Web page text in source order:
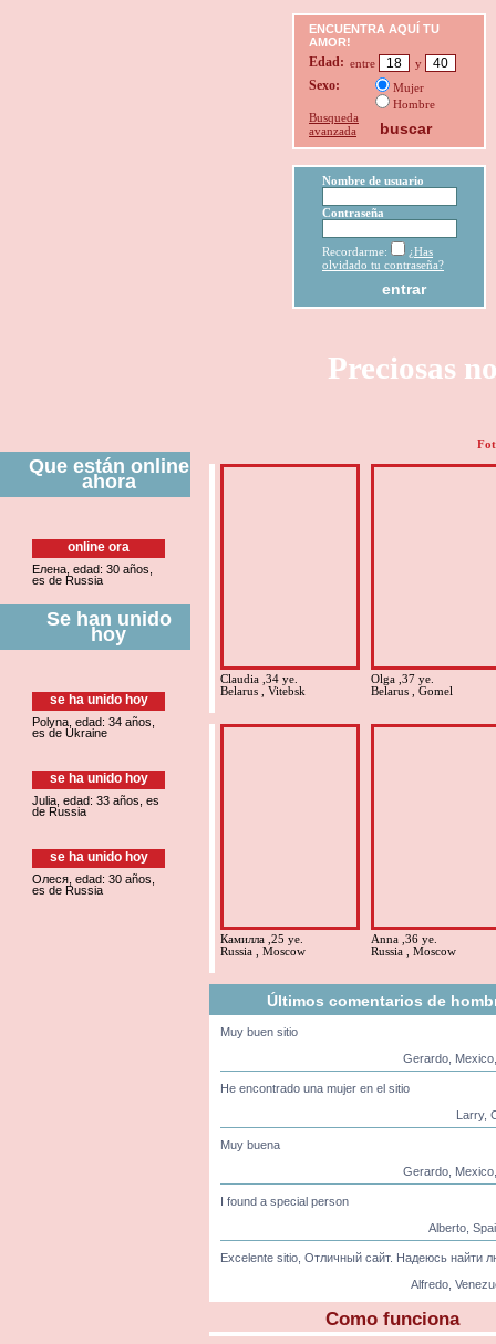
Preciosas
ENCUENTRA AQUÍ TU
AMOR!
Edad: entre y
Sexo:
Mujer
Hombre
Busqueda
avanzada
Nombre de usuario
Contraseña
Recordarme:
¿Has
olvidado tu contraseña?
Que están online
ahora
online ora
Елена, edad: 30 años,
es de Russia
Se han unido
hoy
se ha unido hoy
Polyna, edad: 34 años,
es de Ukraine
se ha unido hoy
Julia, edad: 33 años, es
de Russia
se ha unido hoy
Олеся, edad: 30 años,
es de Russia
Claudia ,34 ye.
Belarus , Vitebsk
Olga ,37 ye.
Belarus , Gomel
Камилла ,25 ye.
Russia , Moscow
Anna ,36 ye.
Russia , Moscow
Últimos comentarios de
Muy buen sitio
Gerardo,
He encontrado una mujer en el sitio
Larry,
Muy buena
Gerardo,
I found a special person
Alberto,
Excelente sitio, Отличный сайт. Надеюсь найти
Alfredo,
Como funciona